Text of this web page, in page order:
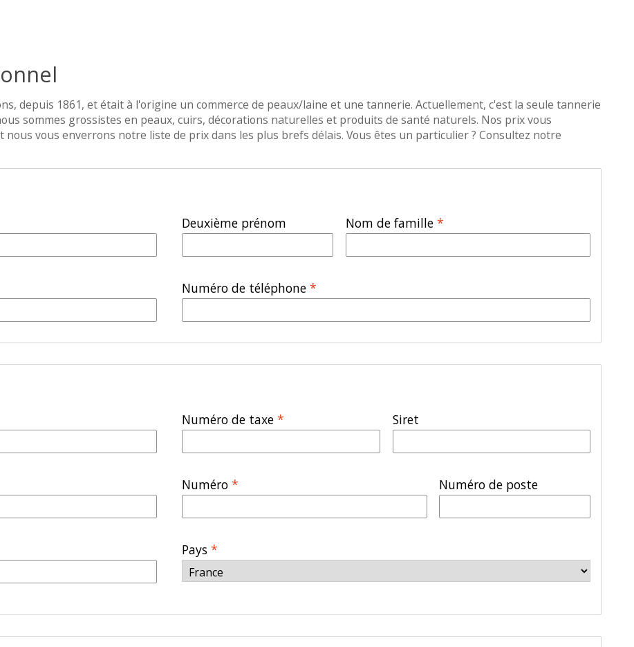
depuis 1861, et était à l'origine un commerce de peaux/laine et une tannerie. Actuellement, c'est la seule tannerie
sommes grossistes en peaux, cuirs, décorations naturelles et produits de santé naturels. Nos prix vous
vous enverrons notre liste de prix dans les plus brefs délais. Vous êtes un particulier ? Consultez notre
Deuxième prénom Nom de famille *
Numéro de téléphone*
Numéro de taxe* Siret
Numéro* Numéro de poste
Pays*